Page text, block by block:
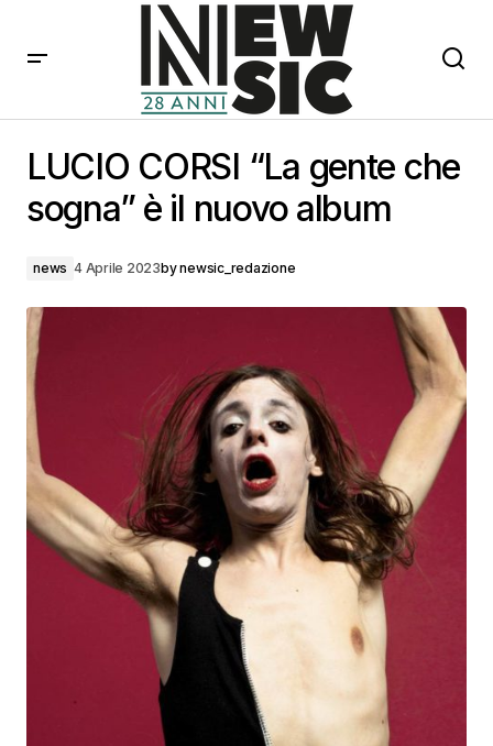
LUCIO CORSI “La gente che
sogna” è il nuovo album
news 4 Aprile 2023bynewsic_redazione